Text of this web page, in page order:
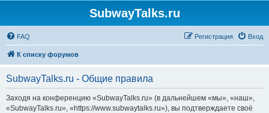
SubwayTalks.ru
FAQ Вход
Регистрация
К списку форумов
SubwayTalks.ru - Общие правила
Заходя на конференцию «SubwayTalks.ru» (в дальнейшем «мы», «наш»,
«SubwayTalks.ru», «https://www.subwaytalks.ru»), вы подтверждаете своё